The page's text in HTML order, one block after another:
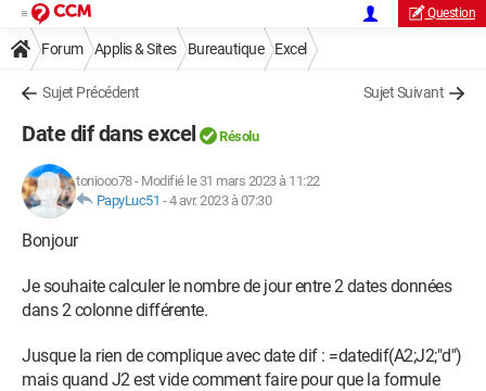
Question
Forum Applis & Sites Bureautique Excel
Sujet Précédent Sujet Suivant
Date dif dans excel Résolu
toniooo78- Modifié le 31 mars 2023 à 11:22
PapyLuc51 -4 avr. 2023 à 07:30
Bonjour
Je souhaite calculer le nombre de jour entre 2 dates données
dans 2 colonne différente.
Jusque la rien de complique avec date dif : =datedif(A2;J2;"d")
mais quand J2 est vide comment faire pour que la formule